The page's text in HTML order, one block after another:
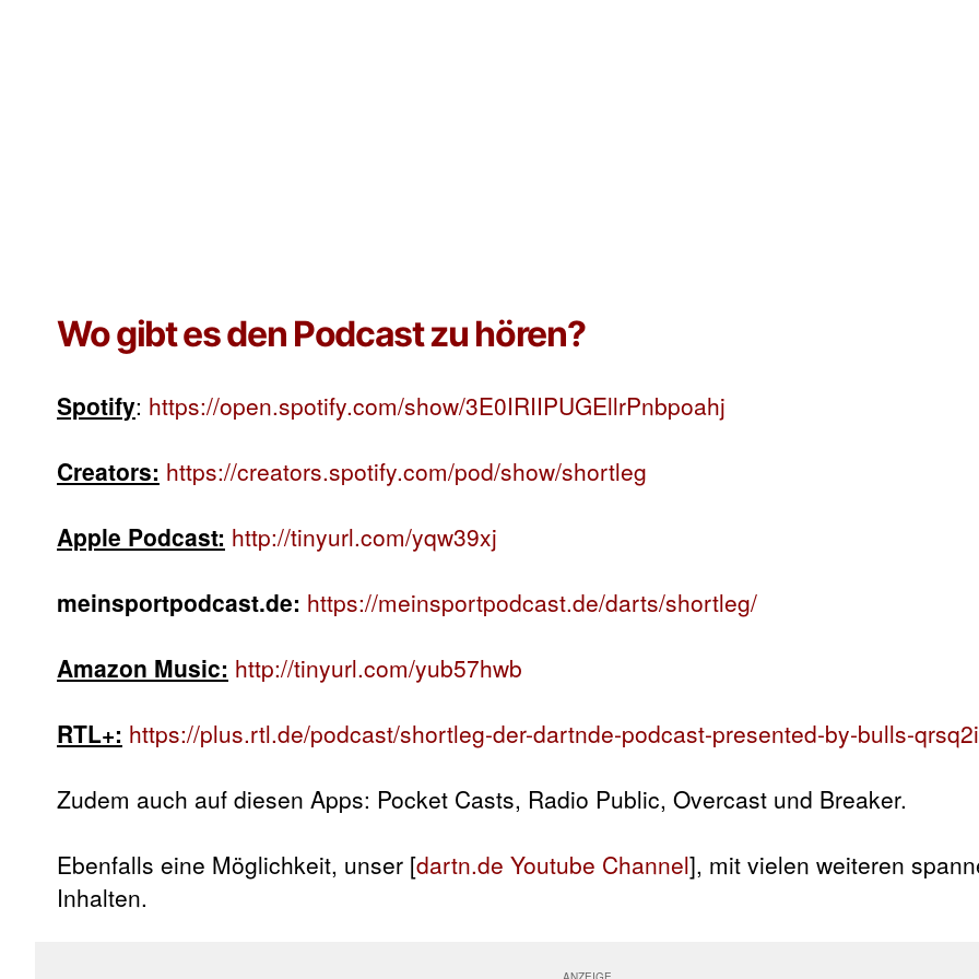
Wo gibt es den Podcast zu hören?
Spotify: https://open.spotify.com/show/3E0IRIIPUGEllrPnbpoahj
Creators: https://creators.spotify.com/pod/show/shortleg
Apple Podcast: http://tinyurl.com/yqw39xj
meinsportpodcast.de: https://meinsportpodcast.de/darts/shortleg/
Amazon Music: http://tinyurl.com/yub57hwb
RTL+: https://plus.rtl.de/podcast/shortleg-der-dartnde-podcast-presented-by-bulls-
Zudem auch auf diesen Apps: Pocket Casts, Radio Public, Overcast und Breaker.
Ebenfalls eine Möglichkeit, unser [dartn.de Youtube Channel], mit vielen weiteren
Inhalten.